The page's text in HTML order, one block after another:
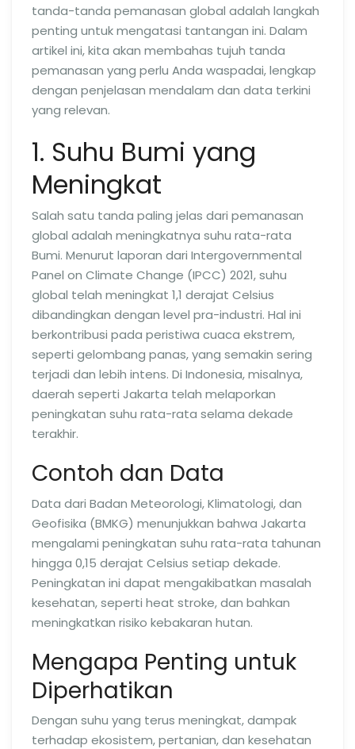
tanda-tanda pemanasan global adalah langkah
penting untuk mengatasi tantangan ini. Dalam
artikel ini, kita akan membahas tujuh tanda
pemanasan yang perlu Anda waspadai, lengkap
dengan penjelasan mendalam dan data terkini
yang relevan.
1. Suhu Bumi yang
Meningkat
Salah satu tanda paling jelas dari pemanasan
global adalah meningkatnya suhu rata-rata
Bumi. Menurut laporan dari Intergovernmental
Panel on Climate Change (IPCC) 2021, suhu
global telah meningkat 1,1 derajat Celsius
dibandingkan dengan level pra-industri. Hal ini
berkontribusi pada peristiwa cuaca ekstrem,
seperti gelombang panas, yang semakin sering
terjadi dan lebih intens. Di Indonesia, misalnya,
daerah seperti Jakarta telah melaporkan
peningkatan suhu rata-rata selama dekade
terakhir.
Contoh dan Data
Data dari Badan Meteorologi, Klimatologi, dan
Geofisika (BMKG) menunjukkan bahwa Jakarta
mengalami peningkatan suhu rata-rata tahunan
hingga 0,15 derajat Celsius setiap dekade.
Peningkatan ini dapat mengakibatkan masalah
kesehatan, seperti heat stroke, dan bahkan
meningkatkan risiko kebakaran hutan.
Mengapa Penting untuk
Diperhatikan
Dengan suhu yang terus meningkat, dampak
terhadap ekosistem, pertanian, dan kesehatan